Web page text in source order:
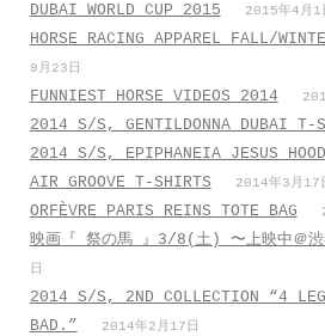
DUBAI WORLD CUP 2015 2015年4月1
HORSE RACING APPAREL FALL/
9月23日
FUNNIEST HORSE VIDEOS 2014
2014 S/S, GENTILDONNA DUBAI T-
2014 S/S, EPIPHANEIA JESUS
AIR GROOVE T-SHIRTS 2014年3月17
ORFÈVRE PARIS REINS TOTE BAG
映画『 祭の馬 』3/8(土) 〜上映中＠渋
日
2014 S/S, 2ND COLLECTION “4
BAD.”
2014年2月17日